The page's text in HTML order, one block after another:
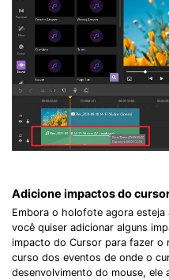
Adicione impactos do
Embora o holofote agora esteja
você quiser adicionar alguns
impacto do Cursor para fazer o
curso dos eventos de onde o
desenvolvimento do mouse, ele
Record
With
Record. Edit.
Got It